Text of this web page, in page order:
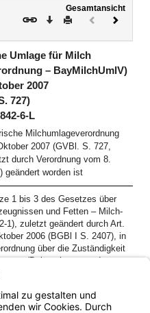
Gesamtansicht
Download
DruckenVorheriges
(inaktiv)
Umlage für Milch
– BayMilchUmlV)
2007
727)
6-L
Milchumlageverordnung
2007 (GVBl. S. 727,
durch Verordnung vom 8.
geändert worden ist
1 bis 3 des Gesetzes über
und Fetten – Milch-
1), zuletzt geändert durch Art.
2006 (BGBl I S. 2407), in
über die Zuständigkeit
(Delegationsverordnung –
239, BayRS 103-2-S), zuletzt
Staatsministerium für
Verordnung: